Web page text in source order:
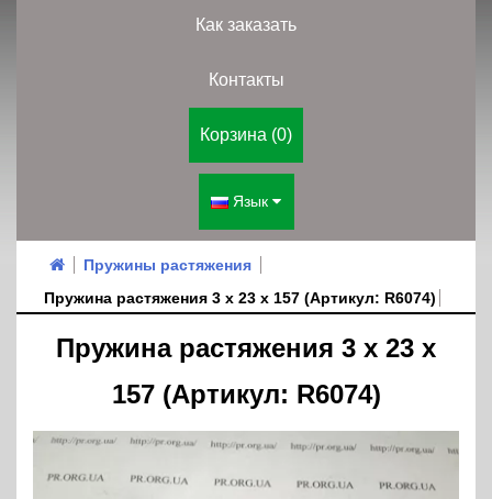
Как заказать
Контакты
Корзина (0)
Язык
Пружины растяжения
Пружина растяжения 3 х 23 х 157 (Артикул: R6074)
Пружина растяжения 3 х 23 х
157 (Артикул: R6074)